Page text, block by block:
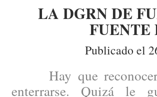
LA DGRN DE
FUENTE
Publicado el
Hay que reconocer
enterrarse. Quizá le